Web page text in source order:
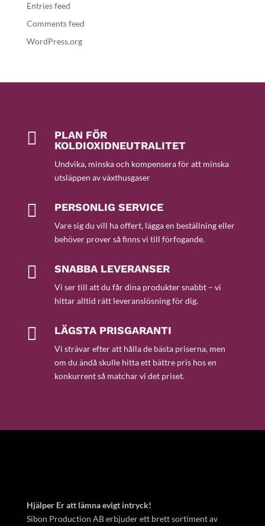
Entries feed
Comments feed
WordPress.org

PLAN FÖR
KOLDIOXIDNEUTRALITET
Undvika, minska och kompensera för att minska
utsläppen av växthusgaser
 PERSONLIG SERVICE
Vare sig du vill ha offert, lägga en beställning eller
behöver prover så finns vi till förfogande.
 SNABBA LEVERANSER
Vi ser till att du får dina produkter snabbt – vi
hittar alltid rätt leveranslösning för dig.
 LÄGSTA PRISGARANTI
Vi strävar efter att hålla de bästa priserna, men
om du ändå skulle hitta ett bättre pris hos en
konkurrent så matchar vi det priset.
Hjälper Er att lämna evigt intryck!
Sibon Production AB erbjuder ett brett sortiment av